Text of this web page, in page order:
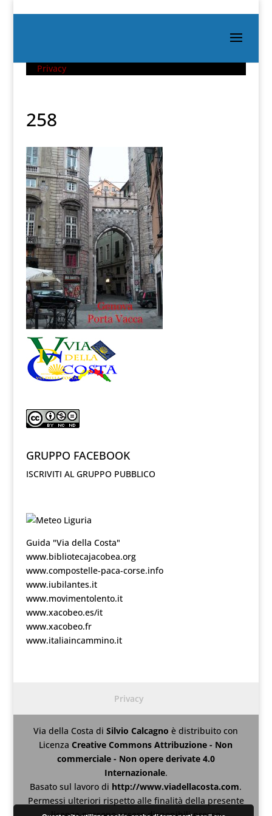
Privacy
258
GRUPPO FACEBOOK
ISCRIVITI AL GRUPPO PUBBLICO
Guida "Via della Costa"
www.bibliotecajacobea.org
www.compostelle-paca-corse.info
www.iubilantes.it
www.movimentolento.it
www.xacobeo.es/it
www.xacobeo.fr
www.italiaincammino.it
Privacy
Via della Costa diSilvio Calcagnoè distribuito con
LicenzaCreative Commons Attribuzione - Non
commerciale - Non opere derivate 4.0
Internazionale.
Basato sul lavoro di http://www.viadellacosta.com.
Permessi ulteriori rispetto alle finalità della presente